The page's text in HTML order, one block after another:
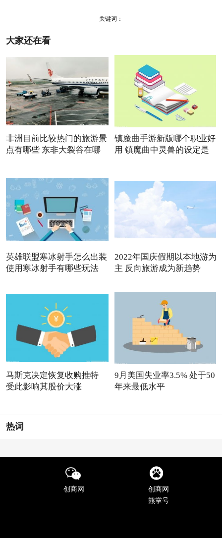
关键词：
大家还在看
非洲目前比较热门的旅游景
点有哪些 东非大裂谷在哪
镇魔曲手游新版哪个职业好
用 镇魔曲中灵兽的设定是
英雄联盟寒冰射手怎么出装
使用寒冰射手有哪些玩法
2022年国庆假期以本地游为
主 反向旅游成为新趋势
马斯克决定恢复收购推特
受此影响其股价大涨
9月美国失业率3.5% 处于50
年来最低水平
热词
创商网
创商网
熊掌号